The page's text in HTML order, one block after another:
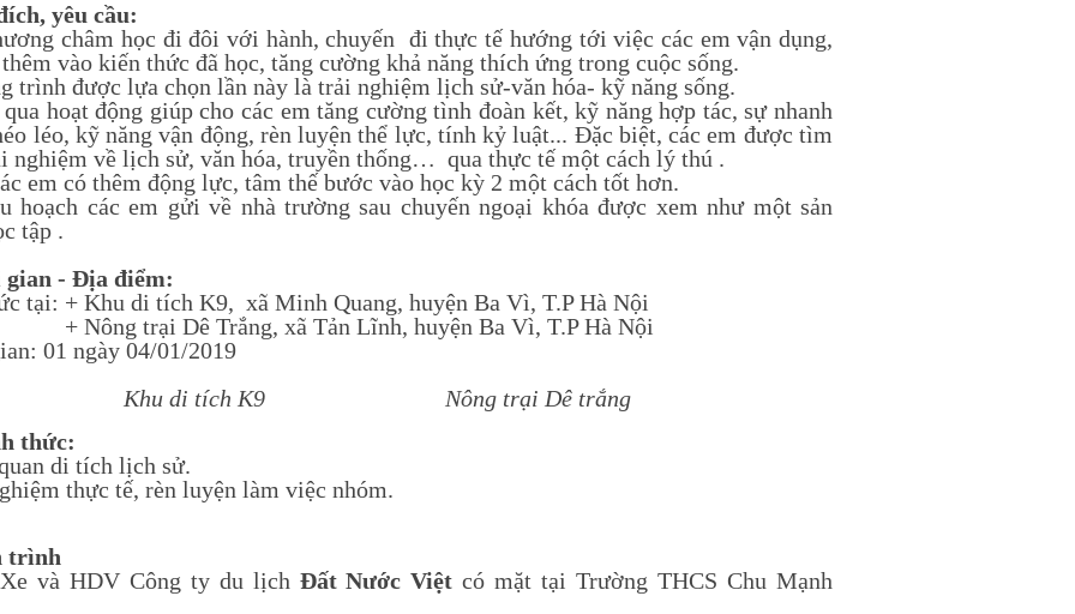
yêu cầu:
châm học đi đôi với hành, chuyến đi thực tế hướng tới việc các em vận dụng,
vào kiến thức đã học, tăng cường khả năng thích ứng trong cuộc sống.
trình được lựa chọn lần này là trải nghiệm lịch sử-văn hóa- kỹ năng sống.
hoạt động giúp cho các em tăng cường tình đoàn kết, kỹ năng hợp tác, sự nhanh
léo, kỹ năng vận động, rèn luyện thể lực, tính kỷ luật... Đặc biệt, các em được tìm
nghiệm về lịch sử, văn hóa, truyền thống… qua thực tế một cách lý thú .
em có thêm động lực, tâm thế bước vào học kỳ 2 một cách tốt hơn.
hoạch các em gửi về nhà trường sau chuyến ngoại khóa được xem như một sản
tập .
- Địa điểm:
tại: + Khu di tích K9, xã Minh Quang, huyện Ba Vì, T.P Hà Nội
trại Dê Trắng, xã Tản Lĩnh, huyện Ba Vì, T.P Hà Nội
01 ngày 04/01/2019
Khu di tích K9 Nông trại Dê trắng
thức:
di tích lịch sử.
thực tế, rèn luyện làm việc nhóm.
trình
Xe và HDV Công ty du lịch Đất Nước Việtcó mặt tại Trường THCS Chu Mạnh